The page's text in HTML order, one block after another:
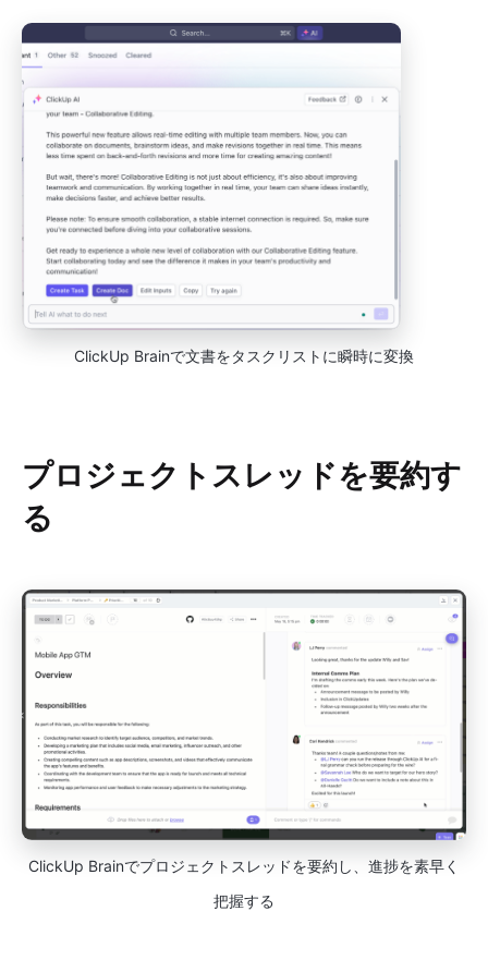
ClickUp Brainで文書をタスクリストに瞬時に変換
プロジェクトスレッドを要約す
る
ClickUp Brainでプロジェクトスレッドを要約し、進捗を素早く
把握する